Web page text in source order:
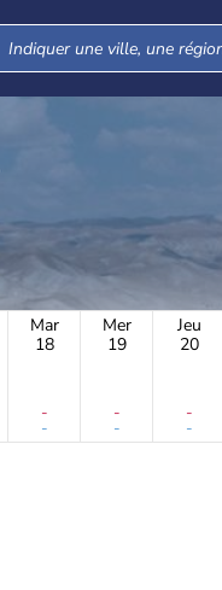
Mar
18
-
-
Mer
19
-
-
Jeu
20
-
-